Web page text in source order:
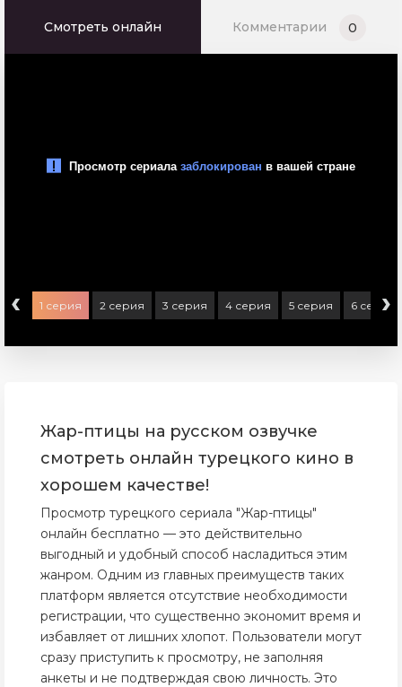
Смотреть онлайн Комментарии 0
‹ 1 серия 2 серия 3 серия 4 серия 5 серия 6 серия
›
Жар-птицы на русском озвучке
смотреть онлайн турецкого кино в
хорошем качестве!
Просмотр турецкого сериала "Жар-птицы"
онлайн бесплатно — это действительно
выгодный и удобный способ насладиться этим
жанром. Одним из главных преимуществ таких
платформ является отсутствие необходимости
регистрации, что существенно экономит время и
избавляет от лишних хлопот. Пользователи могут
сразу приступить к просмотру, не заполняя
анкеты и не подтверждая свою личность. Это